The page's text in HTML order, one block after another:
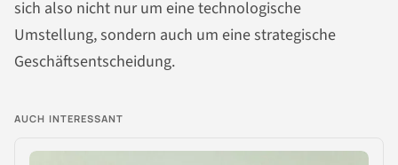
sich also nicht nur um eine technologische
Umstellung, sondern auch um eine strategische
Geschäftsentscheidung.
AUCH INTERESSANT